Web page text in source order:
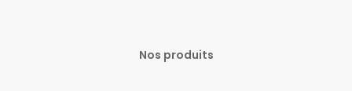
Nos produits